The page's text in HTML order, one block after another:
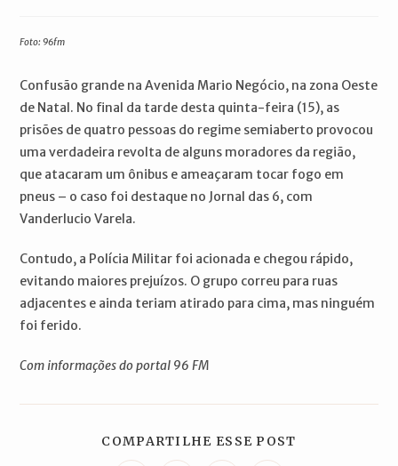
Foto: 96fm
Confusão grande na Avenida Mario Negócio, na zona Oeste
de Natal. No final da tarde desta quinta-feira (15), as
prisões de quatro pessoas do regime semiaberto provocou
uma verdadeira revolta de alguns moradores da região,
que atacaram um ônibus e ameaçaram tocar fogo em
pneus – o caso foi destaque no Jornal das 6, com
Vanderlucio Varela.
Contudo, a Polícia Militar foi acionada e chegou rápido,
evitando maiores prejuízos. O grupo correu para ruas
adjacentes e ainda teriam atirado para cima, mas ninguém
foi ferido.
Com informações do portal 96 FM
COMPARTILHE ESSE POST